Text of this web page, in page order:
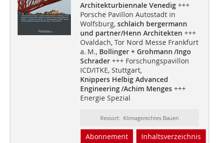
Architekturbiennale Venedig+++
Porsche Pavillon Autostadt in
Wolfsburg, schlaich bergermann
und partner/Henn Architekten +++
Ovaldach, Tor Nord Messe Frankfurt
a. M., Bollinger + Grohmann /Ingo
Schrader+++ Forschungspavillon
ICD/ITKE, Stuttgart,
Knippers Helbig Advanced
Engineering /Achim Menges+++
Energie Spezial
Ressort: Klimagerechtes Bauen
Abonnement Inhaltsverzeichnis